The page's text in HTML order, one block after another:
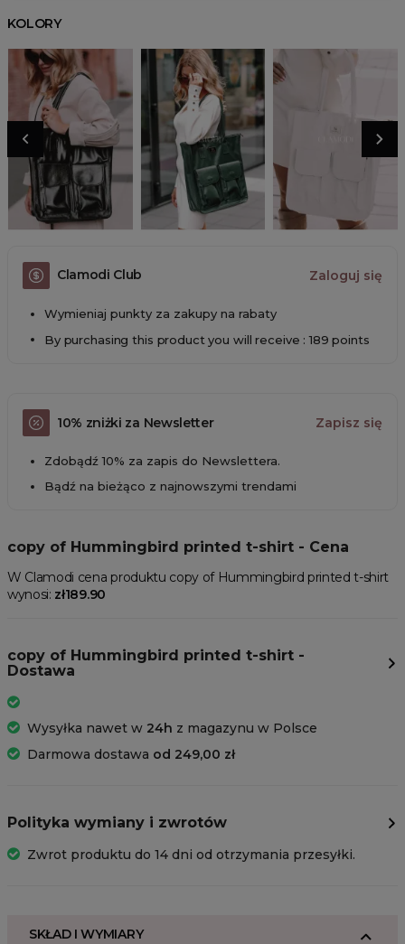
KOLORY
Clamodi Club Zaloguj się
Wymieniaj punkty za zakupy na rabaty
By purchasing this product you will receive : 189 points
10% zniżki za Newsletter Zapisz się
Zdobądź 10% za zapis do Newslettera.
Bądź na bieżąco z najnowszymi trendami
copy of Hummingbird printed t-shirt - Cena
W Clamodi cena produktu copy of Hummingbird printed t-shirt
wynosi: zł189.90
copy of Hummingbird printed t-shirt -
Dostawa
Wysyłka nawet w 24h z magazynu w Polsce
Darmowa dostawa od 249,00 zł
Polityka wymiany i zwrotów
Zwrot produktu do 14 dni od otrzymania przesyłki.
SKŁAD I WYMIARY